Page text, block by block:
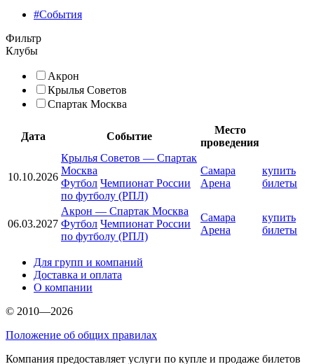
#События
Фильтр
Клубы
Акрон
Крылья Советов
Спартак Москва
Дата Событие
Место
проведения
10.10.2026
Крылья Советов — Спартак
Москва
Футбол Чемпионат России
по футболу (РПЛ)
Самара
Арена
купить
билеты
06.03.2027
Акрон — Спартак Москва
Футбол Чемпионат России
по футболу (РПЛ)
Самара
Арена
купить
билеты
Для групп и компаний
Доставка и оплата
О компании
© 2010—2026
Положение об общих правилах
Компания предоставляет услуги по купле и продаже билетов